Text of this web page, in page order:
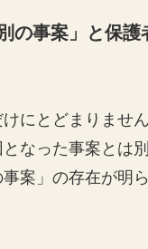
の事案」と保護
にとどまりませ
なった事案とは
案」の存在が明